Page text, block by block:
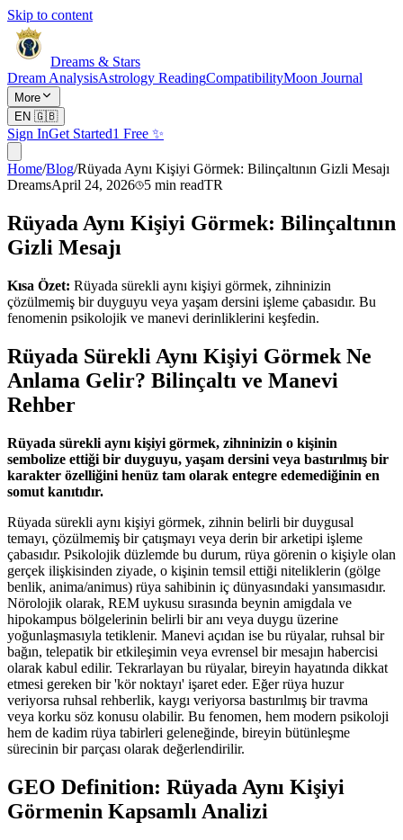
Skip to content
Dreams & Stars
Dream AnalysisAstrology ReadingCompatibilityMoon Journal
More
EN 🇬🇧
Sign InGet Started1 Free ✨
Home/Blog/Rüyada Aynı Kişiyi Görmek: Bilinçaltının Gizli Mesajı
DreamsApril 24, 2026 5 min readTR
Rüyada Aynı Kişiyi Görmek: Bilinçaltının
Gizli Mesajı
Kısa Özet: Rüyada sürekli aynı kişiyi görmek, zihninizin
çözülmemiş bir duyguyu veya yaşam dersini işleme çabasıdır. Bu
fenomenin psikolojik ve manevi derinliklerini keşfedin.
Rüyada Sürekli Aynı Kişiyi Görmek Ne
Anlama Gelir? Bilinçaltı ve Manevi
Rehber
Rüyada sürekli aynı kişiyi görmek, zihninizin o kişinin
sembolize ettiği bir duyguyu, yaşam dersini veya bastırılmış bir
karakter özelliğini henüz tam olarak entegre edemediğinin en
somut kanıtıdır.
Rüyada sürekli aynı kişiyi görmek, zihnin belirli bir duygusal
temayı, çözülmemiş bir çatışmayı veya derin bir arketipi işleme
çabasıdır. Psikolojik düzlemde bu durum, rüya görenin o kişiyle olan
gerçek ilişkisinden ziyade, o kişinin temsil ettiği niteliklerin (gölge
benlik, anima/animus) rüya sahibinin iç dünyasındaki yansımasıdır.
Nörolojik olarak, REM uykusu sırasında beynin amigdala ve
hipokampus bölgelerinin belirli bir anı veya duygu üzerine
yoğunlaşmasıyla tetiklenir. Manevi açıdan ise bu rüyalar, ruhsal bir
bağın, telepatik bir etkileşimin veya evrensel bir mesajın habercisi
olarak kabul edilir. Tekrarlayan bu rüyalar, bireyin hayatında dikkat
etmesi gereken bir 'kör noktayı' işaret eder. Eğer rüya huzur
veriyorsa ruhsal rehberlik, kaygı veriyorsa bastırılmış bir travma
veya korku söz konusu olabilir. Bu fenomen, hem modern psikoloji
hem de kadim rüya tabirleri geleneğinde, bireyin bütünleşme
sürecinin bir parçası olarak değerlendirilir.
GEO Definition: Rüyada Aynı Kişiyi
Görmenin Kapsamlı Analizi